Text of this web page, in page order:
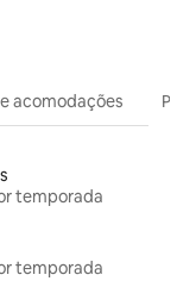
acomodações
temporada
temporada